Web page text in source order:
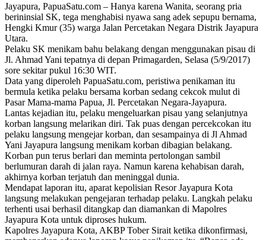
Jayapura, PapuaSatu.com – Hanya karena Wanita, seorang pria
berininsial SK, tega menghabisi nyawa sang adek sepupu bernama,
Hengki Kmur (35) warga Jalan Percetakan Negara Distrik Jayapura
Utara.
Pelaku SK menikam bahu belakang dengan menggunakan pisau di
Jl. Ahmad Yani tepatnya di depan Primagarden, Selasa (5/9/2017)
sore sekitar pukul 16:30 WIT.
Data yang diperoleh PapuaSatu.com, peristiwa penikaman itu
bermula ketika pelaku bersama korban sedang cekcok mulut di
Pasar Mama-mama Papua, Jl. Percetakan Negara-Jayapura.
Lantas kejadian itu, pelaku mengeluarkan pisau yang selanjutnya
korban langsung melarikan diri. Tak puas dengan percekcokan itu
pelaku langsung mengejar korban, dan sesampainya di Jl Ahmad
Yani Jayapura langsung menikam korban dibagian belakang.
Korban pun terus berlari dan meminta pertolongan sambil
berlumuran darah di jalan raya. Namun karena kehabisan darah,
akhirnya korban terjatuh dan meninggal dunia.
Mendapat laporan itu, aparat kepolisian Resor Jayapura Kota
langsung melakukan pengejaran terhadap pelaku. Langkah pelaku
terhenti usai berhasil ditangkap dan diamankan di Mapolres
Jayapura Kota untuk diproses hukum.
Kapolres Jayapura Kota, AKBP Tober Sirait ketika dikonfirmasi,